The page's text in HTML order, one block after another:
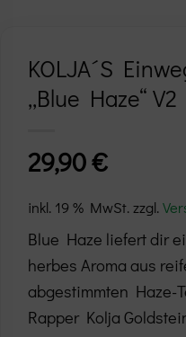
KOLJA´S
„Blue Haze“ V2
29,90€
inkl. 19 % MwSt. zzgl.
Blue Haze liefert dir
herbes Aroma aus
abgestimmten Haze-
Rapper Kolja